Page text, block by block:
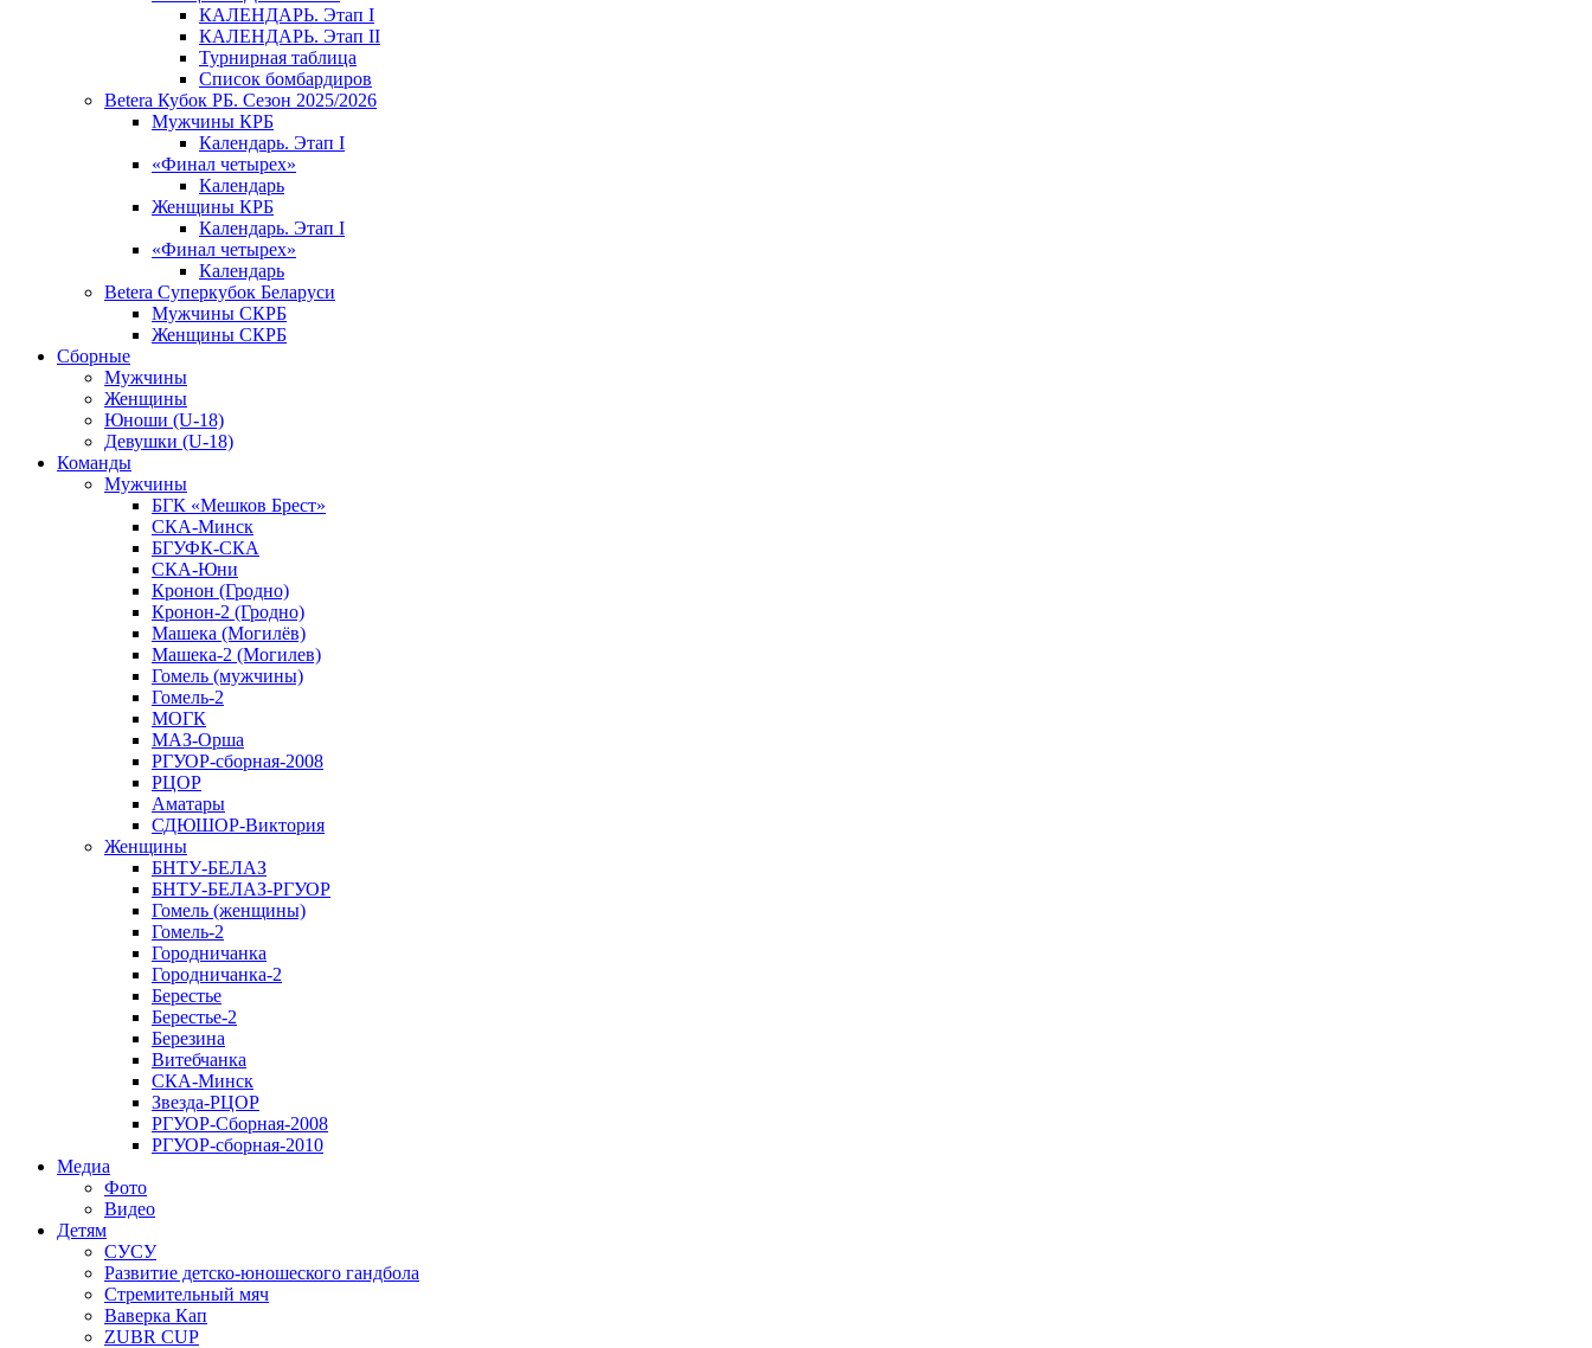
КАЛЕНДАРЬ. Этап I
КАЛЕНДАРЬ. Этап II
Турнирная таблица
Список бомбардиров
Betera Кубок РБ. Сезон 2025/2026
Мужчины КРБ
Календарь. Этап I
«Финал четырех»
Календарь
Женщины КРБ
Календарь. Этап I
«Финал четырех»
Календарь
Betera Суперкубок Беларуси
Мужчины СКРБ
Женщины СКРБ
Сборные
Мужчины
Женщины
Юноши (U-18)
Девушки (U-18)
Команды
Мужчины
БГК «Мешков Брест»
СКА-Минск
БГУФК-СКА
СКА-Юни
Кронон (Гродно)
Кронон-2 (Гродно)
Машека (Могилёв)
Машека-2 (Могилев)
Гомель (мужчины)
Гомель-2
МОГК
МАЗ-Орша
РГУОР-сборная-2008
РЦОР
Аматары
СДЮШОР-Виктория
Женщины
БНТУ-БЕЛАЗ
БНТУ-БЕЛАЗ-РГУОР
Гомель (женщины)
Гомель-2
Городничанка
Городничанка-2
Берестье
Берестье-2
Березина
Витебчанка
СКА-Минск
Звезда-РЦОР
РГУОР-Сборная-2008
РГУОР-сборная-2010
Медиа
Фото
Видео
Детям
СУСУ
Развитие детско-юношеского гандбола
Стремительный мяч
Ваверка Кап
ZUBR CUP